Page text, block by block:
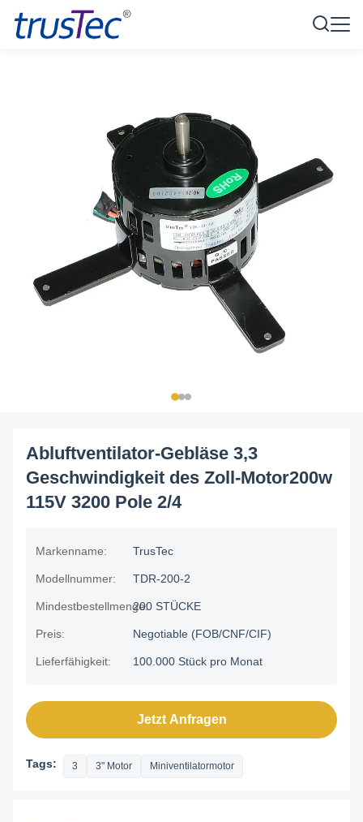
Abluftventilator-Gebläse 3,3
Geschwindigkeit des Zoll-Motor200w
115V 3200 Pole 2/4
Markenname: TrusTec
Modellnummer: TDR-200-2
Mindestbestellmenge:200 STÜCKE
Preis: Negotiable (FOB/CNF/CIF)
Lieferfähigkeit: 100.000 Stück pro Monat
Jetzt Anfragen
Tags: 3 3" Motor Miniventilatormotor